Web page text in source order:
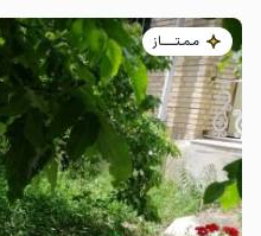
مـمـتــــــاز